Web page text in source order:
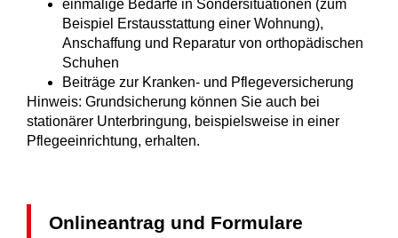
einmalige Bedarfe in Sondersituationen (zum
Beispiel Erstausstattung einer Wohnung),
Anschaffung und Reparatur von orthopädischen
Schuhen
Beiträge zur Kranken- und Pflegeversicherung
Hinweis: Grundsicherung können Sie auch bei
stationärer Unterbringung, beispielsweise in einer
Pflegeeinrichtung, erhalten.
Onlineantrag und Formulare